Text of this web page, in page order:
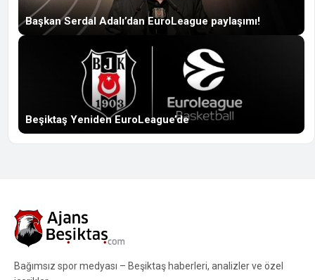
Başkan Serdal Adalı’dan EuroLeague paylaşımı!
Beşiktaş Yeniden EuroLeague’de
Bağımsız spor medyası – Beşiktaş haberleri, analizler ve özel